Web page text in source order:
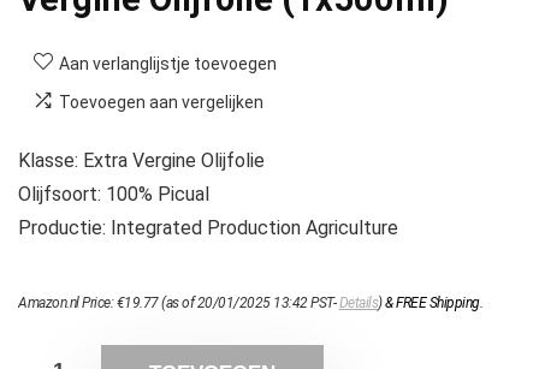
Aan verlanglijstje toevoegen
Toevoegen aan vergelijken
Klasse: Extra Vergine Olijfolie
Olijfsoort: 100% Picual
Productie: Integrated Production Agriculture
Amazon.nl Price:€19.77(as of 20/01/2025 13:42 PST-Details)&FREE Shipping.